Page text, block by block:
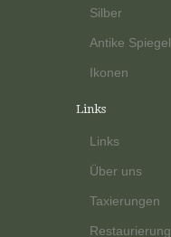
Silber
Antike Spiegel
Ikonen
Links
Links
Über uns
Taxierungen
Restaurierung